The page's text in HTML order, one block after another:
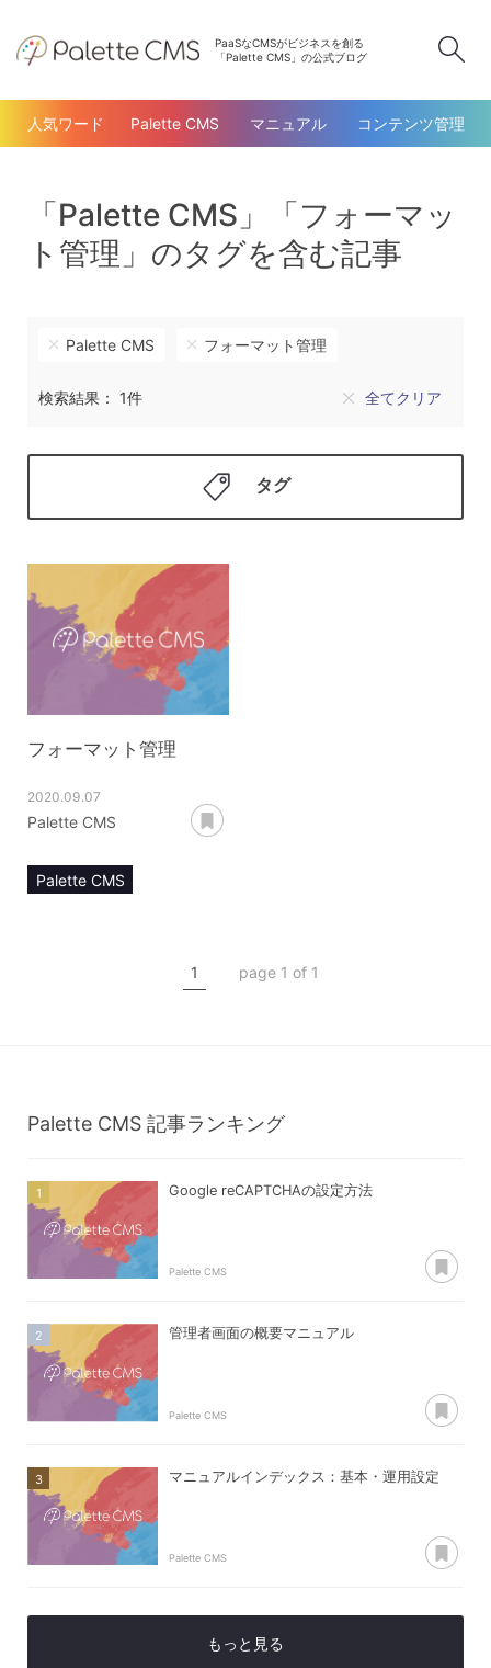
PaaSなCMSがビジネスを創る
「Palette CMS」の公式ブログ
人気ワード Palette CMS マニュアル コンテンツ管理
「Palette CMS」「フォーマッ
ト管理」のタグを含む記事
Palette CMS フォーマット管理
検索結果： 1件 全てクリア
タグ
フォーマット管理
2020.09.07
Palette CMS
Palette CMS
1
page 1 of 1
Palette CMS 記事ランキング
Google reCAPTCHAの設定方法
Palette CMS
管理者画面の概要マニュアル
Palette CMS
マニュアルインデックス：基本・運用設定
Palette CMS
もっと見る